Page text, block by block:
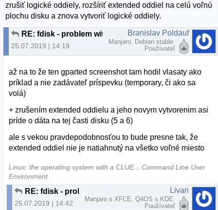
zrušiť logické oddiely, rozšíriť extended oddiel na celú voľnú
plochu disku a znova vytvoriť logické oddiely.
RE: fdisk - problem with partition
25.07.2019 | 14:19
Branislav Poldauf
Manjaro, Debian stable
Používateľ
až na to že ten gparted screenshot tam hodil vlasaty ako
príklad a nie zadávateľ príspevku (temporary, či ako sa
volá)
+ zrušením extended oddielu a jeho novym vytvorenim asi
príde o dáta na tej časti disku (5 a 6)
ale s vekou pravdepodobnosťou to bude presne tak, že
extended oddiel nie je natiahnutý na všetko voľné miesto
Linux: the operating system with a CLUE... Command Line User
Environment
25.07.2019 | 14:42
Livan
Manjaro s XFCE, Q4OS s KDE
Používateľ